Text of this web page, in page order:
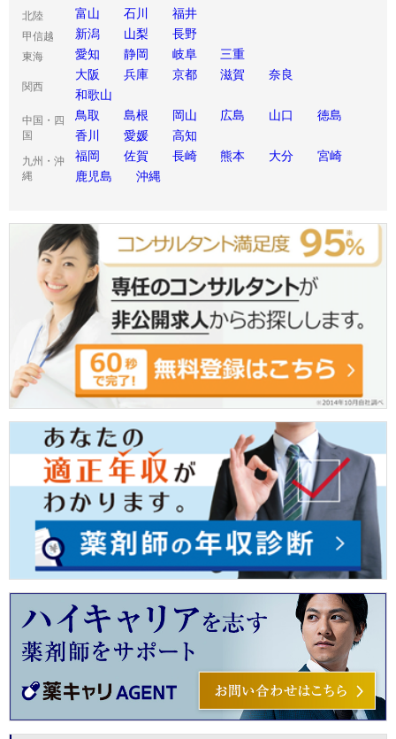
北陸 富山 石川 福井
甲信越 新潟 山梨 長野
東海 愛知 静岡 岐阜 三重
関西
大阪 兵庫 京都 滋賀
奈良
和歌山
中国・四
国
鳥取 島根 岡山 広島 山口
徳島
香川
愛媛 高知
九州・沖
縄
福岡 佐賀 長崎 熊本 大分
宮崎
鹿児島
沖縄